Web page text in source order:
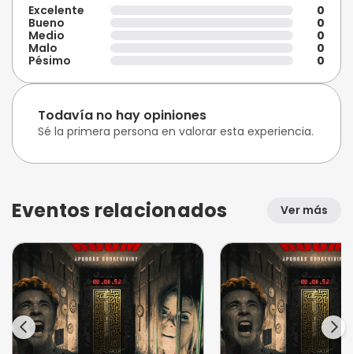
Excelente
0
Bueno
0
Medio
0
Malo
0
Pésimo
0
Todavía no hay opiniones
Sé la primera persona en valorar esta experiencia.
Eventos relacionados Ver más